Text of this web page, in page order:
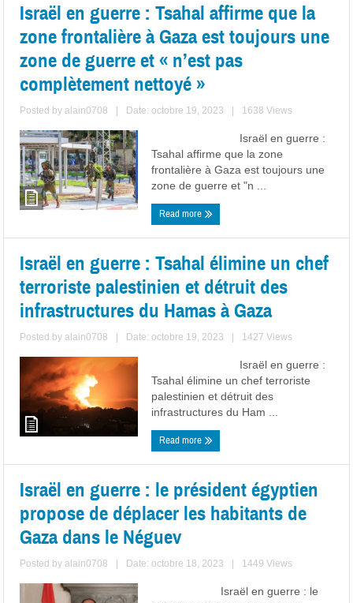
Israël en guerre : Tsahal affirme que la
zone frontalière à Gaza est toujours une
zone de guerre et « n’est pas
complètement nettoyé »
Posted byalain0708 Date: octobre 19, 2023 1638 Views
Israël en guerre :
Tsahal affirme que la zone
frontalière à Gaza est toujours une
zone de guerre et "n ...
Read more
Israël en guerre : Tsahal élimine un chef
terroriste palestinien et détruit des
infrastructures du Hamas à Gaza
Posted byalain0708 Date: octobre 19, 2023 1427 Views
Israël en guerre :
Tsahal élimine un chef terroriste
palestinien et détruit des
infrastructures du Ham ...
Read more
Israël en guerre : le président égyptien
propose de déplacer les habitants de
Gaza dans le Néguev
Posted byalain0708 Date: octobre 18, 2023 1449 Views
Israël en guerre : le